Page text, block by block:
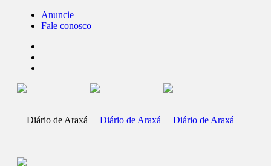
Anuncie
Fale conosco